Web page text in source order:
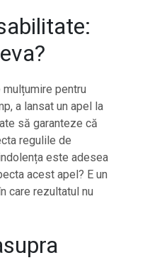
mulțumire pentru
a lansat un apel la
să garanteze că
regulile de
este adesea
acest apel? E un
care rezultatul nu